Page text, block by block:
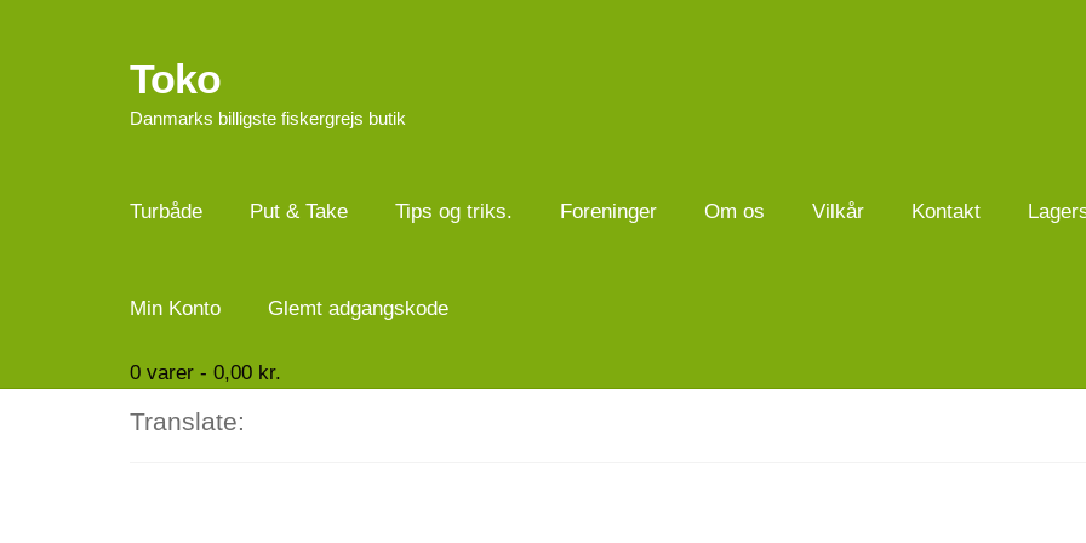
Spring
til
navigation
Spring
til
indhold
Toko
Danmarks billigste fiskergrejs butik
Turbåde Put & Take Tips og triks. Foreninger Om os Vilkår Kontakt
Min Konto Glemt adgangskode
0varer - 0,00 kr.
Translate: